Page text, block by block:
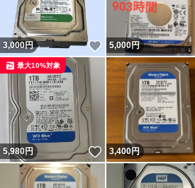
3,000円 いいね！
5,000円
5,980円 いいね！
最大10%対象
3,400円